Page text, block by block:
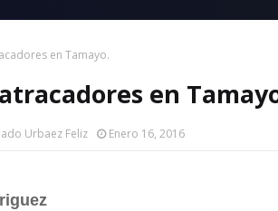
en Tamayo.
en
Urbaez Feliz Enero 16, 2016